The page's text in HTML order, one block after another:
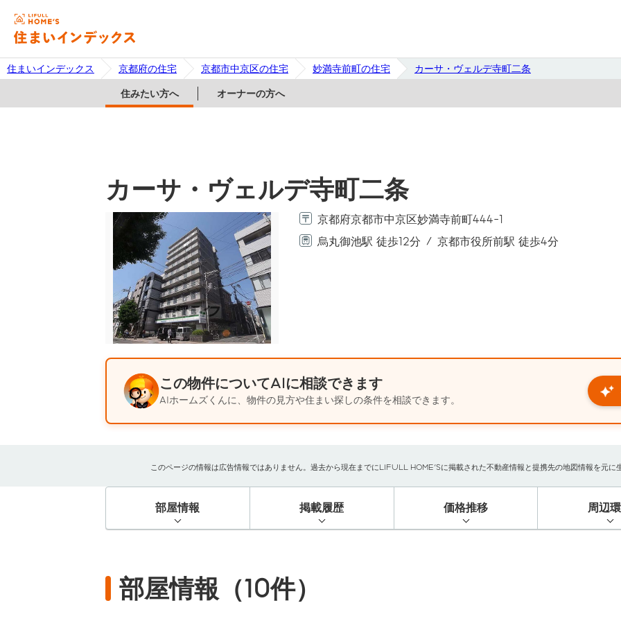
住まいインデックス 京都府の住宅 京都市中京区の住宅 妙満寺前町の住宅 カーサ・ヴェルデ寺町二条
住みたい方へ オーナーの方へ
カーサ・ヴェルデ寺町二条
京都府京都市中京区妙満寺前町444-1
烏丸御池駅 徒歩12分
京都市役所前駅 徒歩4分
この物件についてAIに相談できます
AIホームズくんに、物件の見方や住まい探しの条件を相談できます。
このページの情報は広告情報ではありません。過去から現在までにLIFULL HOME'Sに掲載された不動産情報と提携先の地図情報を元
部屋情報 掲載履歴 価格推移 周辺
部屋情報（10件）